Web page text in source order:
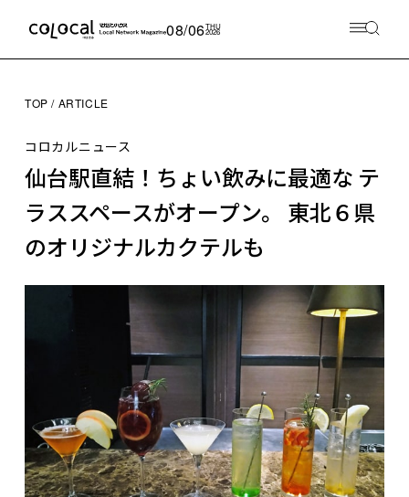
08/06THU
2026
TOP ARTICLE
コロカルニュース
仙台駅直結！ちょい飲みに最適な テ
ラススペースがオープン。 東北６県
のオリジナルカクテルも